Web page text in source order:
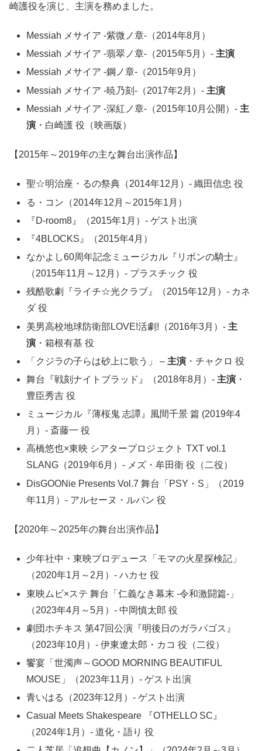
崎護役を演じ、主演を務めました。
Messiah メサイア -紫微ノ章-（2014年8月）
Messiah メサイア -翡翠ノ章-（2015年5月）- 主演
Messiah メサイア -鋼ノ章-（2015年9月）
Messiah メサイア -暁乃刻-（2017年2月）- 主演
Messiah メサイア -深紅ノ章-（2015年10月公開）- 主
演 ・白崎護 役（映画版）
【2015年～2019年の主な舞台出演作品】
聖☆明治座・るの祭典（2014年12月）- 織田信忠 役
る・コン（2014年12月～2015年1月）
『D-room8』（2015年1月）- ゲスト出演
『4BLOCKS』（2015年4月）
なかよし60周年記念ミュージカル『リボンの騎士』
（2015年11月～12月）- プラスチック 役
残酷歌劇『ライチ☆光クラブ』（2015年12月）- カネ
ダ 役
美男高校地球防衛部LOVE!活劇!（2016年3月）- 主
演 ・箱根有基 役
「クジラの子らは砂上に歌う」 – 主演 ・チャクロ 役
舞台『戦刻ナイトブラッド』（2018年8月）- 主演 ・
豊臣秀吉 役
ミュージカル『薄桜鬼 志譚』風間千景 篇 (2019年4
月）- 斎藤一 役
高橋悠也×東映 シアタープロジェクト TXT vol.1
SLANG（2019年6月）- メズ・牟田衛 役（二役）
DisGOONie Presents Vol.7 舞台「PSY・S」（2019
年11月）- アルセーヌ・ルパン 役
【2020年～2025年の舞台出演作品】
少年社中・東映プロデュース「モマの火星探検記」
（2020年1月～2月）- ハカセ 役
東映ムビ×ステ 舞台「仁義なき幕末 -令和激闘篇-」
（2023年4月～5月）- 中岡慎太郎 役
劇団ホチキス 第47回公演『明後日のガラパゴス』
（2023年10月）- 伊東遼太郎・カコ 役（二役）
饗宴「世濁声～GOOD MORNING BEAUTIFUL
MOUSE」（2023年11月）- ゲスト出演
青いはる（2023年12月）- ゲスト出演
Casual Meets Shakespeare 『OTHELLO SC』
（2024年1月）- 道化・語り 役